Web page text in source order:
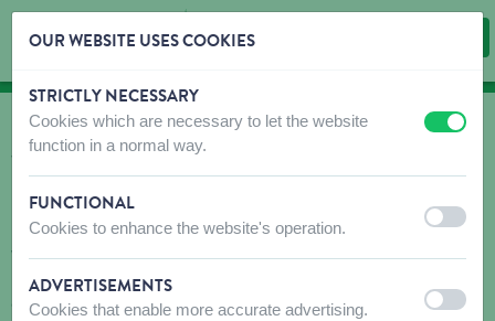
Skip content
Skip language choice
OÙ ACHETER?
Trouvez rapidement et facilement des débouchés
N'hésitez pas à contacter le(s) magasin(s) recommandé(s) avant
votre visite pour vous assurer que les produits que vous
recherchez sont disponibles. Si ce n'est pas le cas, n'hésitez pas
à leur demander de commander le produit souhaité.
OUR WEBSITE USES COOKIES
STRICTLY NECESSARY
Cookies which are necessary to let the website
function in a normal way.
off on
FUNCTIONAL
Cookies to enhance the website's operation. off on
ADVERTISEMENTS
Cookies that enable more accurate advertising. off on